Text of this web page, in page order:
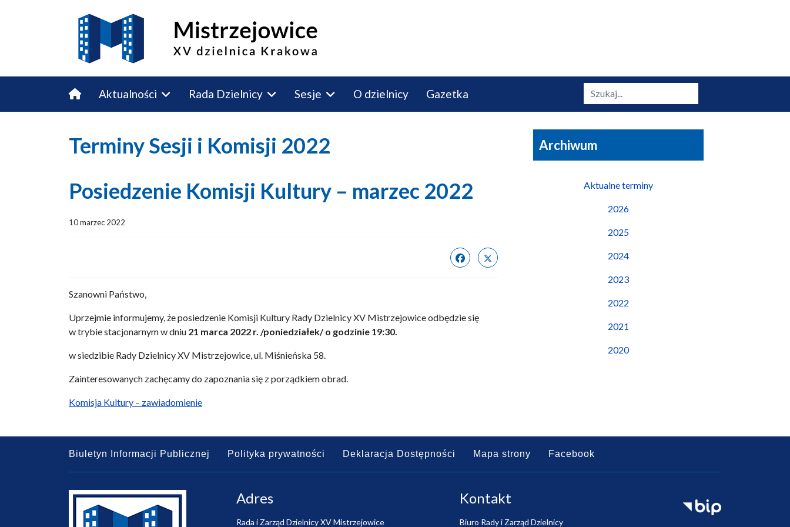
Aktualności Rada Dzielnicy Sesje O dzielnicy Gazetka Szukaj
Terminy Sesji i Komisji 2022
Posiedzenie Komisji Kultury – marzec 2022
10 marzec 2022
Szanowni Państwo,
Uprzejmie informujemy, że posiedzenie Komisji Kultury Rady Dzielnicy XV Mistrzejowice odbędzie się
w trybie stacjonarnym w dniu 21 marca 2022 r. /poniedziałek/o godzinie 19:30.
w siedzibie Rady Dzielnicy XV Mistrzejowice, ul. Miśnieńska 58.
Zainteresowanych zachęcamy do zapoznania się z porządkiem obrad.
Komisja Kultury – zawiadomienie
Archiwum
Aktualne terminy
2026
2025
2024
2023
2022
2021
2020
Biuletyn Informacji Publicznej Polityka prywatności Deklaracja Dostępności Mapa strony Facebook
Adres
Rada i Zarząd Dzielnicy XV Mistrzejowice
Kontakt
Biuro Rady i Zarząd Dzielnicy